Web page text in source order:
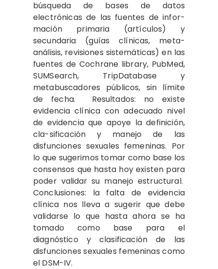
búsqueda de bases de datos
electrónicas de las fuentes de infor-
mación primaria (artículos) y
secundaria (guías clínicas, meta-
análisis, revisiones sistemáticas) en las
fuentes de Cochrane library, PubMed,
SUMSearch, TripDatabase y
metabuscadores públicos, sin límite
de fecha. Resultados: no existe
evidencia clínica con adecuado nivel
de evidencia que apoye la definición,
cla-sificación y manejo de las
disfunciones sexuales femeninas. Por
lo que sugerimos tomar como base los
consensos que hasta hoy existen para
poder validar su manejo estructural.
Conclusiones: la falta de evidencia
clínica nos lleva a sugerir que debe
validarse lo que hasta ahora se ha
tomado como base para el
diagnóstico y clasificación de las
disfunciones sexuales femeninas como
el DSM-IV.